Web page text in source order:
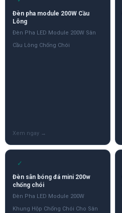
Đèn pha module 200W Cầu
Lông
Đèn Pha LED Module 200W Sân
Cầu Lông Chống Chói
✓
Đèn sân bóng đá mini 200w
chống chói
Đèn Pha LED Module 200W
Khung Hộp Chống Chói Cho Sân